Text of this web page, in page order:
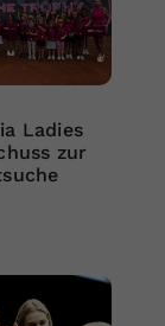
Ladies
zur